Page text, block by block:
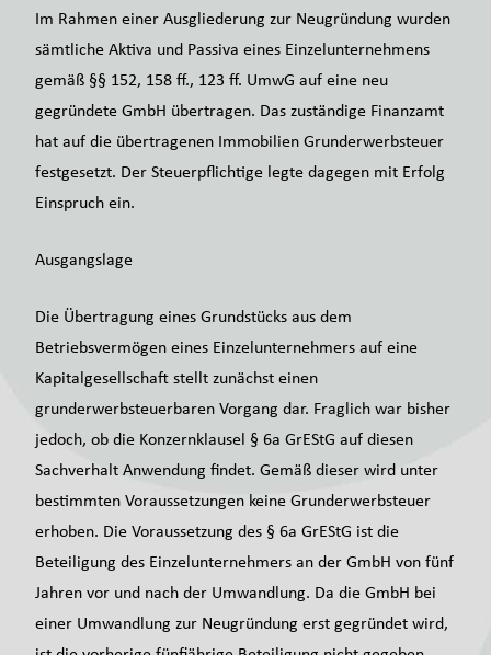
Im Rahmen einer Ausgliederung zur Neugründung wurden
sämtliche Aktiva und Passiva eines Einzelunternehmens
gemäß §§ 152, 158 ff., 123 ff. UmwG auf eine neu
gegründete GmbH übertragen. Das zuständige Finanzamt
hat auf die übertragenen Immobilien Grunderwerbsteuer
festgesetzt. Der Steuerpflichtige legte dagegen mit Erfolg
Einspruch ein.
Ausgangslage
Die Übertragung eines Grundstücks aus dem
Betriebsvermögen eines Einzelunternehmers auf eine
Kapitalgesellschaft stellt zunächst einen
grunderwerbsteuerbaren Vorgang dar. Fraglich war bisher
jedoch, ob die Konzernklausel § 6a GrEStG auf diesen
Sachverhalt Anwendung findet. Gemäß dieser wird unter
bestimmten Voraussetzungen keine Grunderwerbsteuer
erhoben. Die Voraussetzung des § 6a GrEStG ist die
Beteiligung des Einzelunternehmers an der GmbH von fünf
Jahren vor und nach der Umwandlung. Da die GmbH bei
einer Umwandlung zur Neugründung erst gegründet wird,